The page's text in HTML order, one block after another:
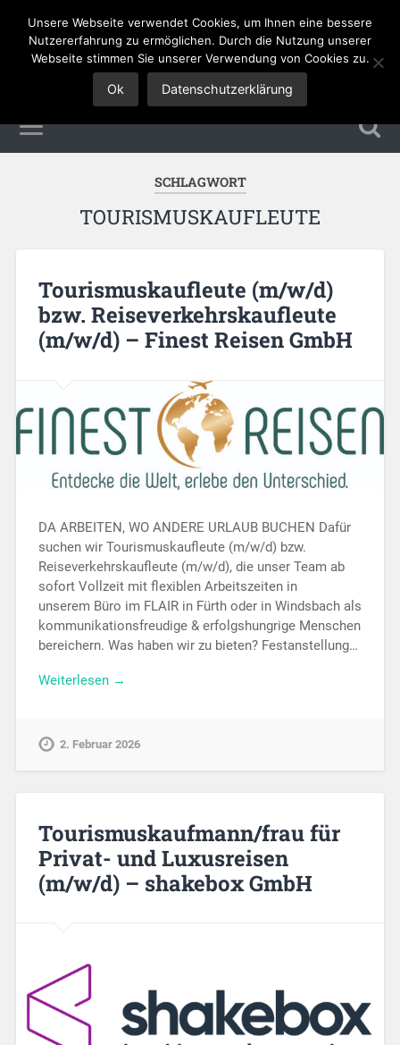
Tourismus Jobs
SCHLAGWORT
TOURISMUSKAUFLEUTE
Tourismuskaufleute (m/w/d)
bzw. Reiseverkehrskaufleute
(m/w/d) – Finest Reisen GmbH
DA ARBEITEN, WO ANDERE URLAUB BUCHEN Dafür
suchen wir Tourismuskaufleute (m/w/d) bzw.
Reiseverkehrskaufleute (m/w/d), die unser Team ab
sofort Vollzeit mit flexiblen Arbeitszeiten in
unserem Büro im FLAIR in Fürth oder in Windsbach als
kommunikationsfreudige & erfolgshungrige Menschen
bereichern. Was haben wir zu bieten? Festanstellung…
Weiterlesen →
2. Februar 2026
Tourismuskaufmann/frau für
Privat- und Luxusreisen
(m/w/d) – shakebox GmbH
Unsere Webseite verwendet Cookies, um Ihnen eine bessere
Nutzererfahrung zu ermöglichen. Durch die Nutzung unserer
Webseite stimmen Sie unserer Verwendung von Cookies zu.
Ok Datenschutzerklärung